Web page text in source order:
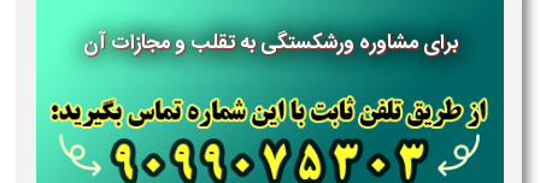
برای مشاوره ورشکستگی به تقلب و مجازات آن